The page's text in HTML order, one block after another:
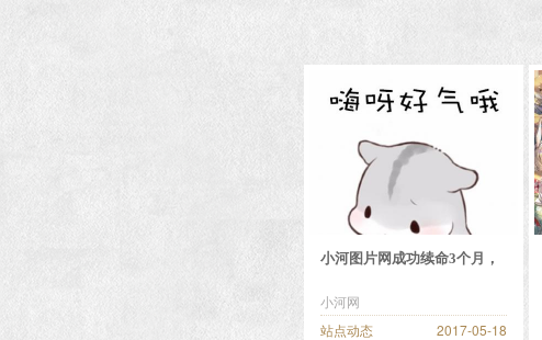
小河图片网成功续命3个月，
小河网
站点动态
2017-05-18